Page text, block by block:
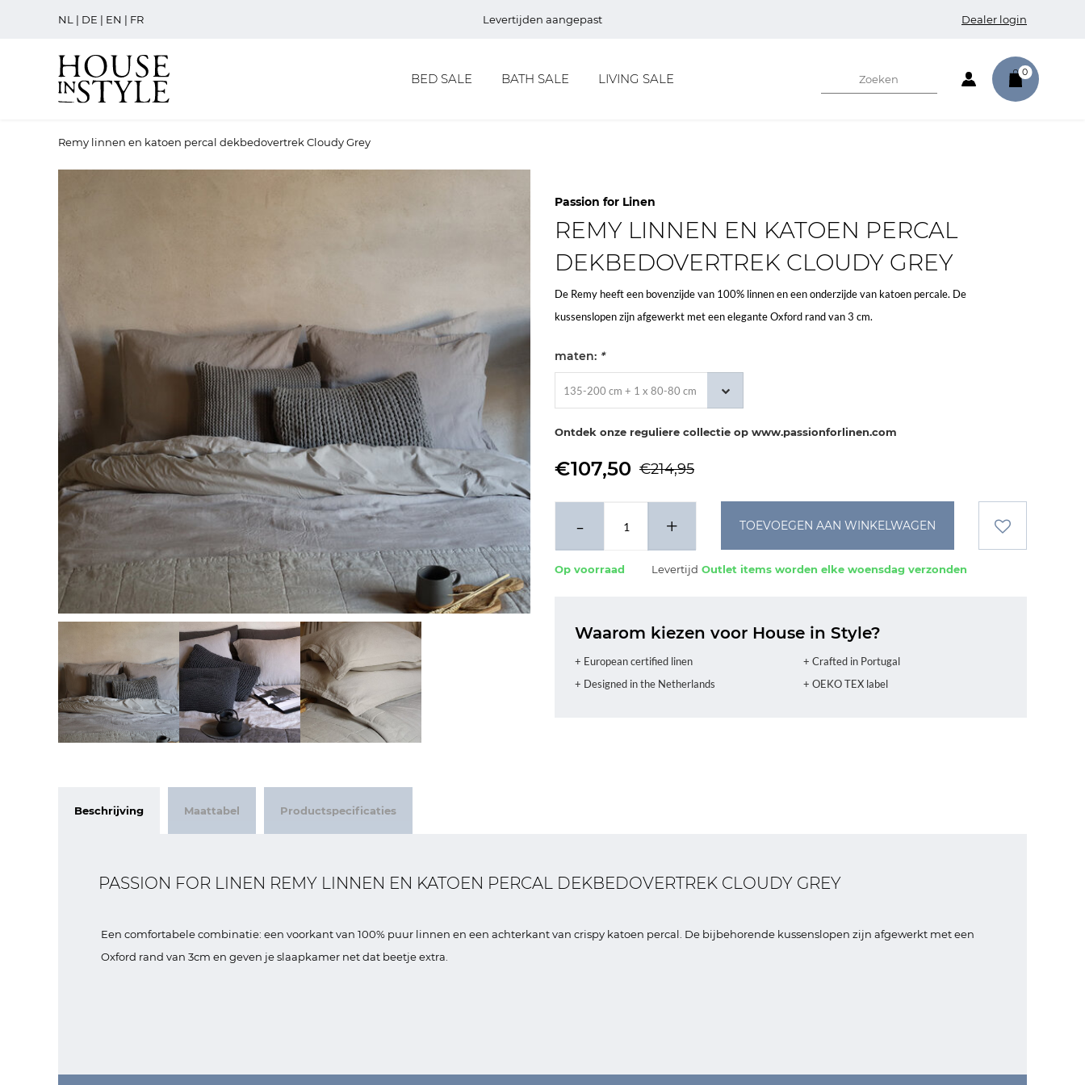
NL | DE | EN | FR Levertijden aangepast Dealer login
BED SALE BATH SALE LIVING SALE 0
Remy linnen en katoen percal dekbedovertrek Cloudy Grey
Passion for Linen
REMY LINNEN EN KATOEN PERCAL
DEKBEDOVERTREK CLOUDY GREY
De Remy heeft een bovenzijde van 100% linnen en een onderzijde van katoen percale. De
kussenslopen zijn afgewerkt met een elegante Oxford rand van 3 cm.
maten: *
135-200 cm + 1 x 80-80 cm
Ontdek onze reguliere collectie op www.passionforlinen.com
€107,50 €214,95
- + TOEVOEGEN AAN WINKELWAGEN
Op voorraad Levertijd Outlet items worden elke woensdag verzonden
Waarom kiezen voor House in Style?
+ European certified linen
+ Crafted in Portugal
+ Designed in the Netherlands
+ OEKO TEX label
Beschrijving Maattabel Productspecificaties
PASSION FOR LINEN REMY LINNEN EN KATOEN PERCAL DEKBEDOVERTREK CLOUDY GREY
Een comfortabele combinatie: een voorkant van 100% puur linnen en een achterkant van crispy katoen percal. De bijbehorende kussenslopen zijn afgewerkt met een
Oxford rand van 3cm en geven je slaapkamer net dat beetje extra.